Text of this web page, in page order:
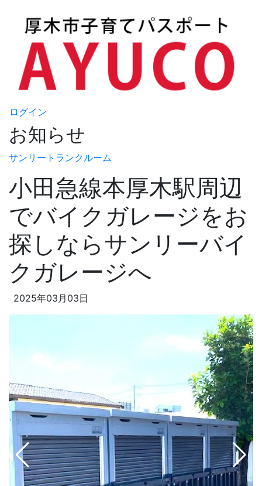
ログイン
お知らせ
サンリートランクルーム
小田急線本厚木駅周辺
でバイクガレージをお
探しならサンリーバイ
クガレージへ
2025年03月03日